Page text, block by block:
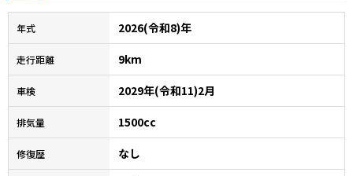
年式 2026(令和8)年
走行距離 9km
車検 2029年(令和11)2月
排気量 1500cc
修復歴 なし